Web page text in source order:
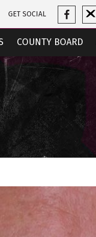
GET SOCIAL
COUNTY BOARD